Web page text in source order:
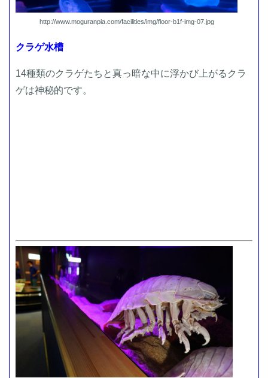
http://www.moguranpia.com/facilities/img/floor-b1f-img-07.jpg
クラゲ水槽
14種類のクラゲたちと真っ暗な中に浮かび上がるクラ
ゲは神秘的です。